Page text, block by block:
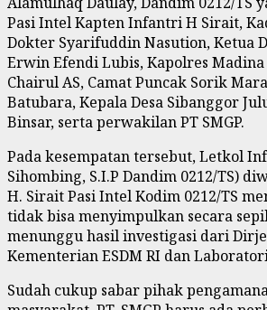
Pasi Intel Kapten Infantri H Sirait,
Dokter Syarifuddin Nasution, Ketua
Erwin Efendi Lubis, Kapolres Madina
Chairul AS, Camat Puncak Sorik
Batubara, Kepala Desa Sibanggor
Binsar, serta perwakilan PT SMGP.
Pada kesempatan tersebut, Letkol
Sihombing, S.I.P Dandim 0212/TS)
H. Sirait Pasi Intel Kodim 0212/TS
tidak bisa menyimpulkan secara
menunggu hasil investigasi dari
Kementerian ESDM RI dan
Sudah cukup sabar pihak